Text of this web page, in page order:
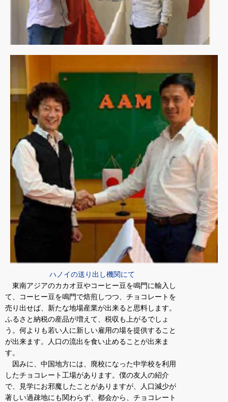
ハノイの送り出し機関にて
東南アジアのカカオ豆やコーヒー豆を鳴門に輸入し
て、コーヒー豆を鳴門で焙煎しつつ、チョコレートを
売り出せば、新たな地場産業が出来ると思料します。
ふるさと納税の産品が増えて、税収も上がるでしょ
う。何よりも若い人に新しい雇用の場を提供すること
が出来ます。人口の流出を食い止めることが出来ま
す。
因みに、中国地方には、廃校になった中学校を利用
したチョコレート工場があります。僕の友人の紹介
で、見学にお邪魔したことがありますが、人口減少が
著しい過疎地にも関わらず、都会から、チョコレート